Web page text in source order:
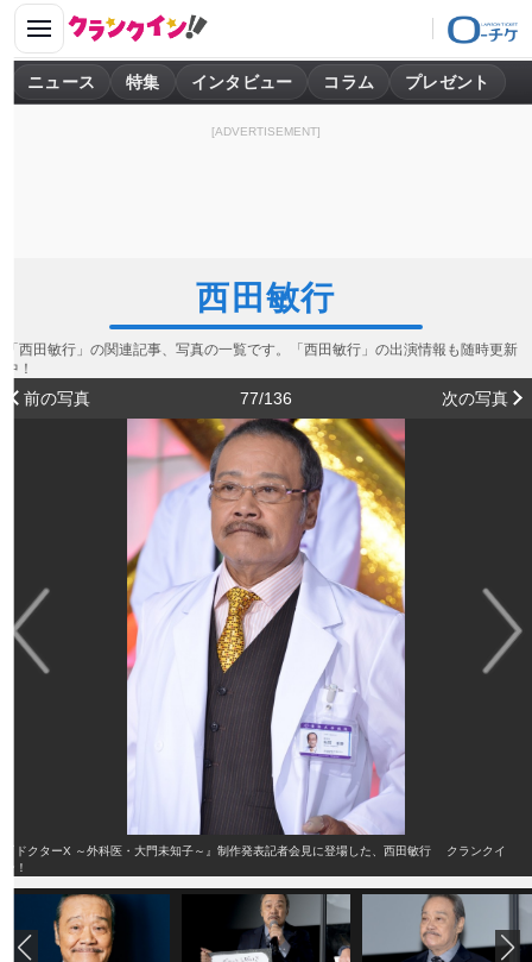
ニュース 特集 インタビュー コラム プレゼント
[ADVERTISEMENT]
西田敏行
「西田敏行」の関連記事、写真の一覧です。「西田敏行」の出演情報も随時更新
中！
前の写真 77/136 次の写真
『ドクターX ～外科医・大門未知子～』制作発表記者会見に登場した、西田敏行 クランクイ
ン！